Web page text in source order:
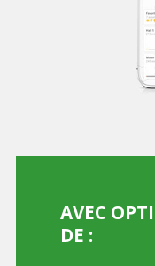
AVEC
DE :